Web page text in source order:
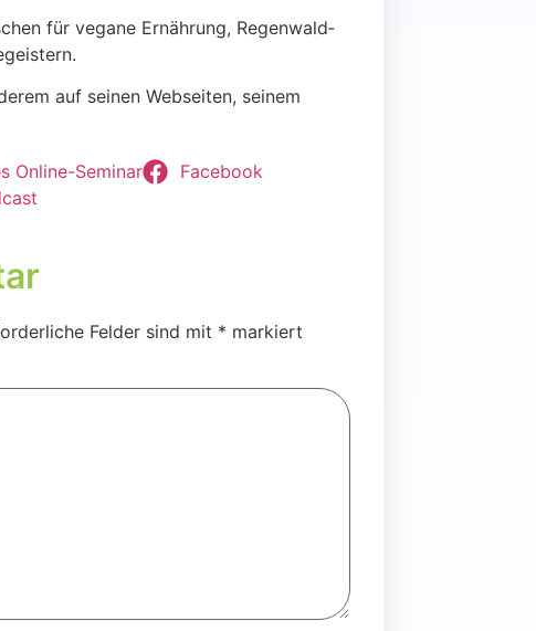
für vega­ne Ernäh­rung, Regen­wald­
auf sei­nen Web­sei­ten, sei­nem
Online-Semi­nar
Face­book
Felder sind mit * markiert